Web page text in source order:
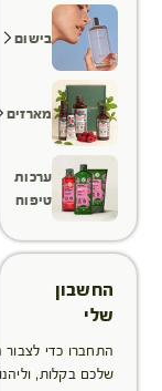
בישום
מארזים
ערכות
טיפוח
החשבון
שלי
התחברו כדי
שלכם בקלות,